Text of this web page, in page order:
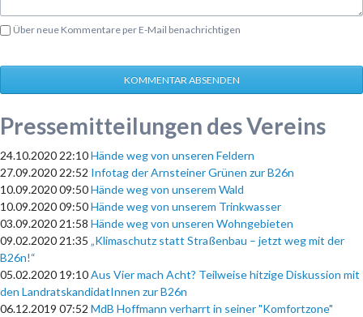
Über neue Kommentare per E-Mail benachrichtigen
KOMMENTAR ABSENDEN
Pressemitteilungen des Vereins
24.10.2020 22:10Hände weg von unseren Feldern
27.09.2020 22:52 Infotag der Arnsteiner Grünen zur B26n
10.09.2020 09:50Hände weg von unserem Wald
10.09.2020 09:50Hände weg von unserem Trinkwasser
03.09.2020 21:58 Hände weg von unseren Wohngebieten
09.02.2020 21:35 „Klimaschutz statt Straßenbau – jetzt weg mit der
B26n!“
05.02.2020 19:10Aus Vier mach Acht? Teilweise hitzige Diskussion mit
den LandratskandidatInnen zur B26n
06.12.2019 07:52 MdB Hoffmann verharrt in seiner "Komfortzone"